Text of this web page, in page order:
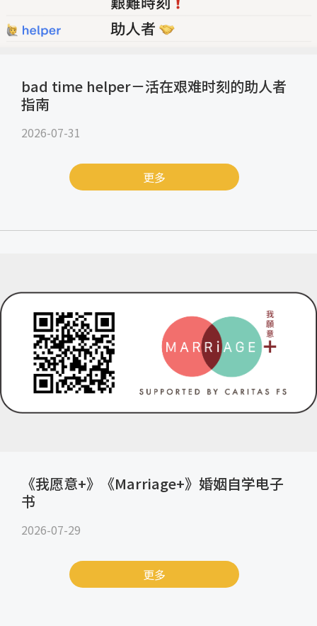
bad time helper－活在艰难时刻的助人者
指南
2026-07-31
更多
《我愿意+》《Marriage+》婚姻自学电子
书
2026-07-29
更多